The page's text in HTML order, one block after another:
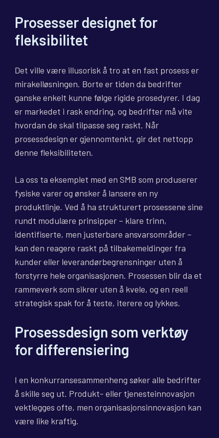
Prosesser designet for
fleksibilitet
Det ville være illusorisk å tro at en fast prosess er
mirakelløsningen. Borte er tiden da bedrifter
ganske enkelt kunne følge rigide prosedyrer. I dag
er markedet i rask endring, og bedrifter må vite
hvordan de skal tilpasse seg raskt. Når
prosessdesign er gjennomtenkt, gir det nettopp
denne fleksibiliteten.
La oss ta eksemplet med en SMB som produserer
fysiske varer og ønsker å lansere en ny
produktlinje. Ved å ha strukturert prosessene sine
rundt modulære prinsipper – klare trinn,
identifiserte, men justerbare ansvarsområder –
kan den reagere raskt på tilbakemeldinger fra
kunder eller leverandørbegrensninger uten å
forstyrre hele organisasjonen. Prosessen blir da et
rammeverk som sikrer uten å kvele, og en reell
strategisk spak for å teste, iterere og lykkes.
Prosessdesign som verktøy
for differensiering
I en konkurransesammenheng søker alle bedrifter
å skille seg ut. Produkt- eller tjenesteinnovasjon
vektlegges ofte, men organisasjonsinnovasjon kan
være like kraftig.